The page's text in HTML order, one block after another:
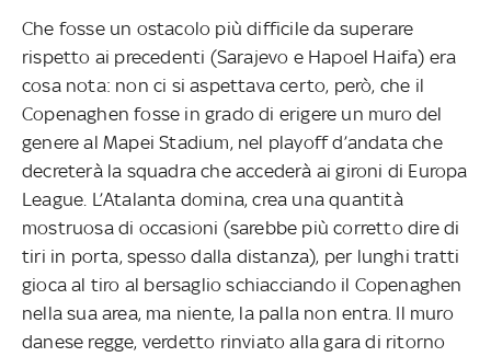
Che fosse un ostacolo più difficile da superare
rispetto ai precedenti (Sarajevo e Hapoel Haifa) era
cosa nota: non ci si aspettava certo, però, che il
Copenaghen fosse in grado di erigere un muro del
genere al Mapei Stadium, nel playoff d’andata che
decreterà la squadra che accederà ai gironi di Europa
League. L’Atalanta domina, crea una quantità
mostruosa di occasioni (sarebbe più corretto dire di
tiri in porta, spesso dalla distanza), per lunghi tratti
gioca al tiro al bersaglio schiacciando il Copenaghen
nella sua area, ma niente, la palla non entra. Il muro
danese regge, verdetto rinviato alla gara di ritorno